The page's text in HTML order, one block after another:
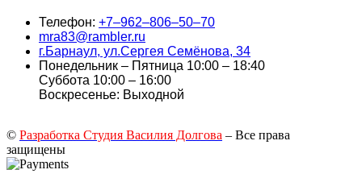
Телефон: +7‒962‒806‒50‒70
mra83@rambler.ru
г.Барнаул, ул.Сергея Семёнова, 34
Понедельник – Пятница 10:00 – 18:40
Суббота 10:00 – 16:00
Воскресенье: Выходной
© Разработка Студия Василия Долгова – Все права
защищены